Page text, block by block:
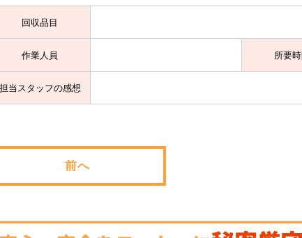
回収品目
作業人員 所要
担当スタッフの感想
前へ